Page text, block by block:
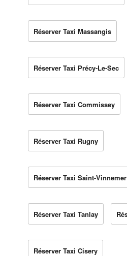
Réserver Taxi Massangis
Réserver Taxi Précy-Le-Sec
Réserver Taxi Commissey
Réserver Taxi Rugny
Réserver Taxi Saint-Vinnemer
Réserver Taxi Tanlay
Réserver Taxi Cisery